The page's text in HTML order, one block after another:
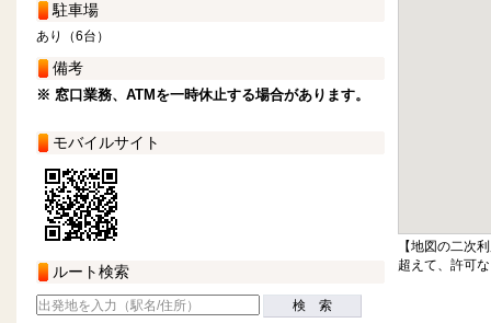
駐車場
あり（6台）
備考
※ 窓口業務、ATMを一時休止する場合があります。
モバイルサイト
ルート検索
検 索
【地図の二次
超えて、許可